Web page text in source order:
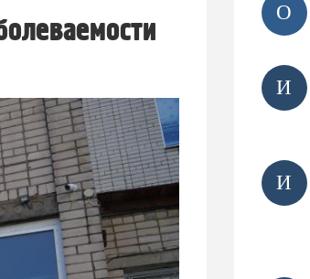
О
И
И